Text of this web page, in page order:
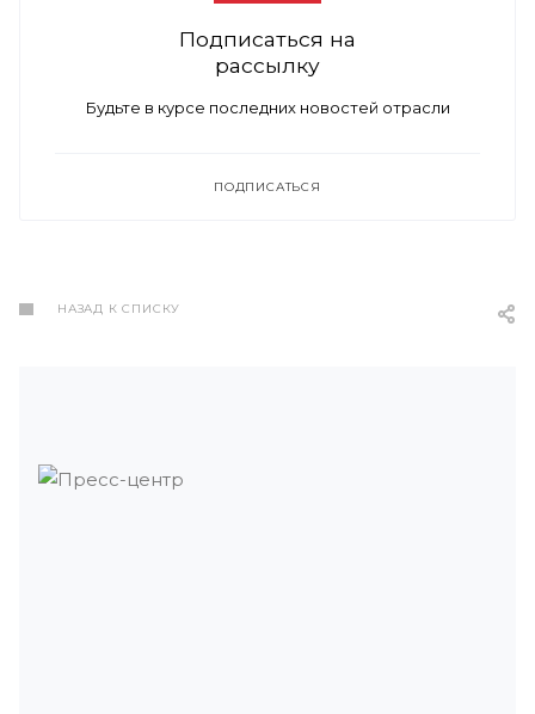
Подписаться на
рассылку
Будьте в курсе последних новостей отрасли
ПОДПИСАТЬСЯ
НАЗАД К СПИСКУ